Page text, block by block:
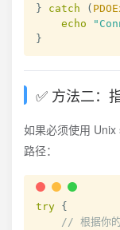
}
catch (
echo
}
✅ 方法二：
如果必须使用
路径：
try {
// 根据你